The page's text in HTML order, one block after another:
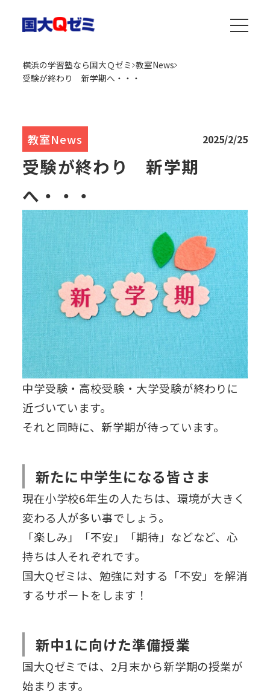
横浜の学習塾なら国大Ｑゼミ 教室News
受験が終わり 新学期へ・・・
教室News 2025/2/25
受験が終わり 新学期
へ・・・
中学受験・高校受験・大学受験が終わりに
近づいています。
それと同時に、新学期が待っています。
新たに中学生になる皆さま
現在小学校6年生の人たちは、環境が大きく
変わる人が多い事でしょう。
「楽しみ」「不安」「期待」などなど、心
持ちは人それぞれです。
国大Qゼミは、勉強に対する「不安」を解消
するサポートをします！
新中1に向けた準備授業
国大Qゼミでは、2月末から新学期の授業が
始まります。